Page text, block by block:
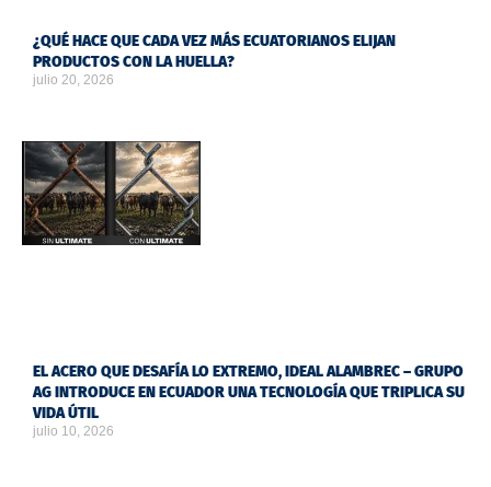
¿QUÉ HACE QUE CADA VEZ MÁS ECUATORIANOS ELIJAN
PRODUCTOS CON LA HUELLA?
julio 20, 2026
EL ACERO QUE DESAFÍA LO EXTREMO, IDEAL ALAMBREC – GRUPO
AG INTRODUCE EN ECUADOR UNA TECNOLOGÍA QUE TRIPLICA SU
VIDA ÚTIL
julio 10, 2026